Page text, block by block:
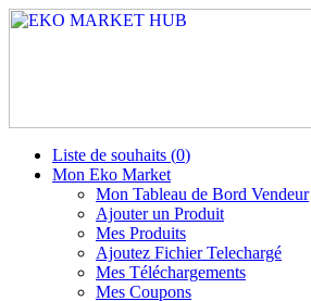
Liste de souhaits (0)
Mon Eko Market
Mon Tableau de Bord Vendeur
Ajouter un Produit
Mes Produits
Ajoutez Fichier Telechargé
Mes Téléchargements
Mes Coupons